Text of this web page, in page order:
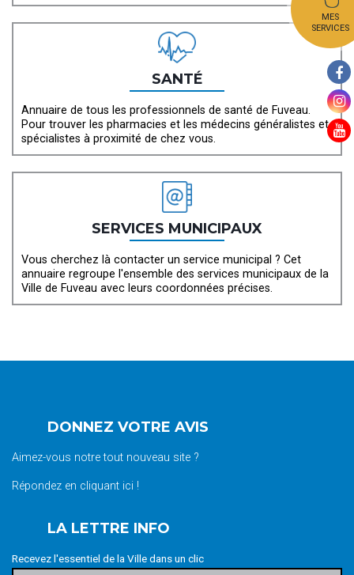
MES
SERVICES
SANTÉ
Annuaire de tous les professionnels de santé de Fuveau.
Pour trouver les pharmacies et les médecins généralistes et
spécialistes à proximité de chez vous.
SERVICES MUNICIPAUX
Vous cherchez là contacter un service municipal ? Cet
annuaire regroupe l'ensemble des services municipaux de la
Ville de Fuveau avec leurs coordonnées précises.
DONNEZ VOTRE AVIS
Aimez-vous notre tout nouveau site ?
Répondez en cliquant ici !
LA LETTRE INFO
Recevez l'essentiel de la Ville dans un clic